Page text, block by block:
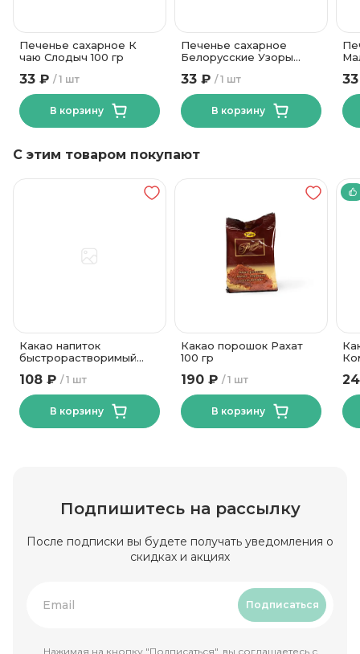
фабрика "Слодыч"
Печенье сахарное К
чаю Слодыч 100 гр
1 шт
33 ₽
В корзину
Печенье сахарное
Белорусские Узоры
1 шт
33 ₽
В корзину
С этим товаром покупают
Какао напиток
быстрорастворимый
1 шт
108 ₽
В корзину
Какао порошок Рахат
100 гр
1 шт
190 ₽
В корзину
Подпишитесь на рассылку
После подписки вы будете получать уведомления о
скидках и акциях
Подписаться
Нажимая на кнопку "Подписаться", вы соглашаетесь с